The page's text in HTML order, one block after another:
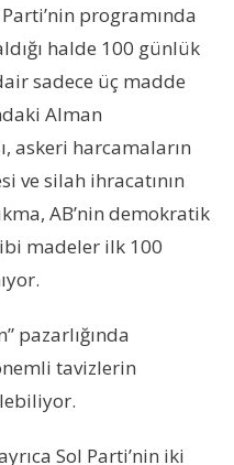
programında
halde 100 günlük
sadece üç madde
Alman
askeri harcamaların
ve silah ihracatının
AB’nin demokratik
madeler ilk 100
pazarlığında
tavizlerin
Sol Parti’nin iki